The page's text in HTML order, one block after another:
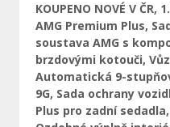
KOUPENO NOVÉ V ČR,
AMG Premium Plus,
soustava AMG s
brzdovými kotouči,
Automatická 9-
9G, Sada ochrany
Plus pro zadní